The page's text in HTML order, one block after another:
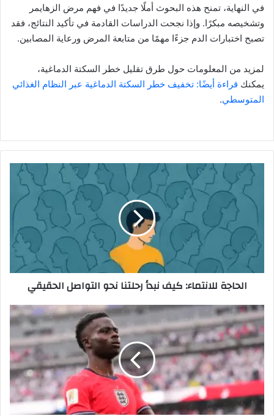
في النهاية، تمنح هذه البحوث أملًا جديدًا في فهم مرض الزهايمر
وتشخيصه مبكرًا. وإذا نجحت الدراسات القادمة في تأكيد النتائج، فقد
تصبح اختبارات الدم جزءًا مهمًا من متابعة المرض ورعاية المصابين.
لمزيد من المعلومات حول طرق تقليل خطر السكتة الدماغية،
يمكنك قراءة أيضًا: تخفيف خطر السكتة الدماغية عبر النظام الغذائي
المتوسطي.
الحاجة
للانتماء:
نبدأ
نحو
التواصل
الحقيقي
الحاجة للانتماء: كيف نبدأ رحلتنا نحو التواصل الحقيقي
أداء
بوكايو
ساكا
في
كأس
العالم